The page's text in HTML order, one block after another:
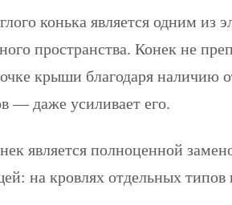
конька является одним из
пространства. Конек не
крыши благодаря наличию
— даже усиливает его.
является полноценной
на кровлях отдельных